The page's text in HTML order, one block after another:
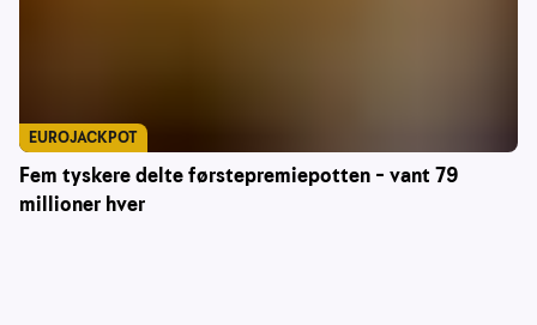
Fem tyskere delte førstepremiepotten – vant 79
millioner hver
EUROJACKPOT